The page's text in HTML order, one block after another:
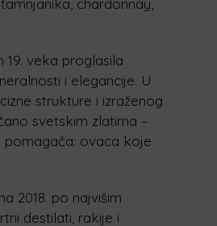
chardonnay,
veka proglasila
i elegancije. U
strukture i izraženog
svetskim zlatima –
pomagača: ovaca koje
2018. po najvišim
destilati, rakije i